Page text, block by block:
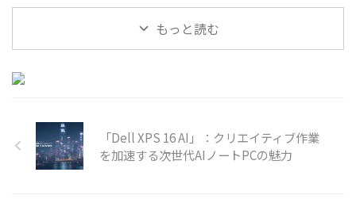
活に深く浸透し、その境界線はま
すます曖昧になりつつあります。
え、人間の知覚や記憶、コミュニ
ケーションのあり方そのものを変
もっと読む
「Dell XPS 16 AI」：クリエイティブ作業
を加速する次世代AIノートPCの魅力